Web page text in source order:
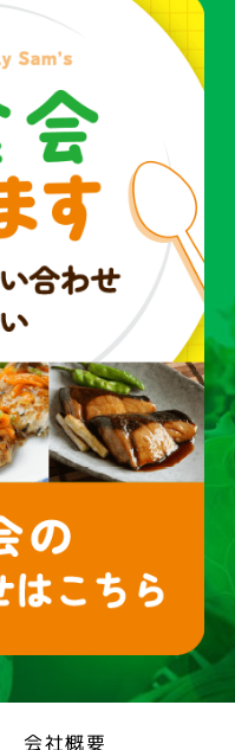
会社概要